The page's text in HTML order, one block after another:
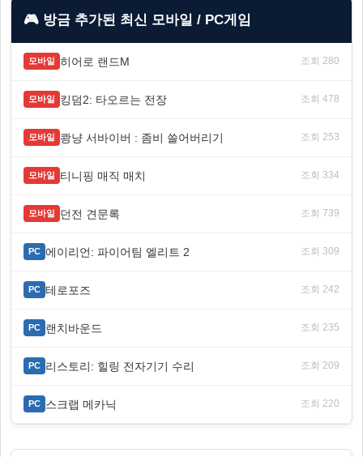
🎮 방금 추가된 최신 모바일 / PC게임
모바일 히어로 랜드M 조회 280
모바일 킹덤2: 타오르는 전장 조회 478
모바일 쾅냥 서바이버 : 좀비 쓸어버리기 조회 253
모바일 티니핑 매직 매치 조회 334
모바일 던전 견문록 조회 739
PC 에이리언: 파이어팀 엘리트 2 조회 309
PC 테로포즈 조회 242
PC 랜치바운드 조회 235
PC 리스토리: 힐링 전자기기 수리 조회 209
PC 스크랩 메카닉 조회 220